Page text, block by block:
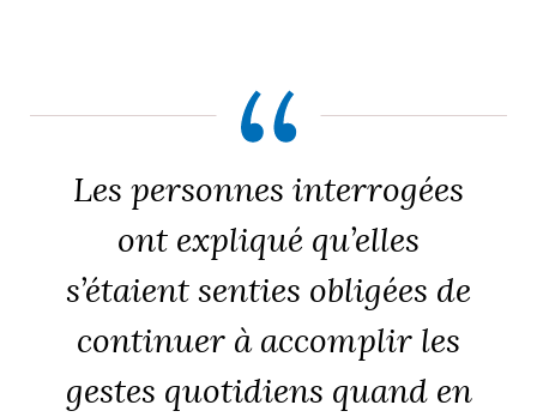
Les personnes interrogées
ont expliqué qu’elles
s’étaient senties obligées de
continuer à accomplir les
gestes quotidiens quand en